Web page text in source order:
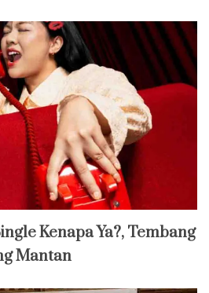
Kenapa Ya?, Tembang
Mantan